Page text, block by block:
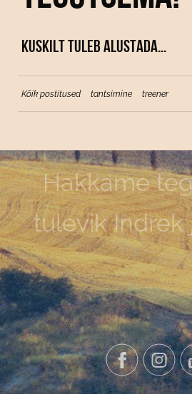
Kuskilt tuleb alustada...
Kõik postitused tantsimine treener
Hakkame
tulevik